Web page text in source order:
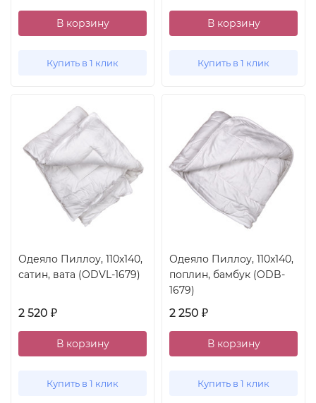
В корзину
Купить в 1 клик
В корзину
Купить в 1 клик
Одеяло Пиллоу, 110x140,
сатин, вата (ODVL-1679)
2 520 ₽
В корзину
Купить в 1 клик
Одеяло Пиллоу, 110x140,
поплин, бамбук (ODB-
1679)
2 250 ₽
В корзину
Купить в 1 клик